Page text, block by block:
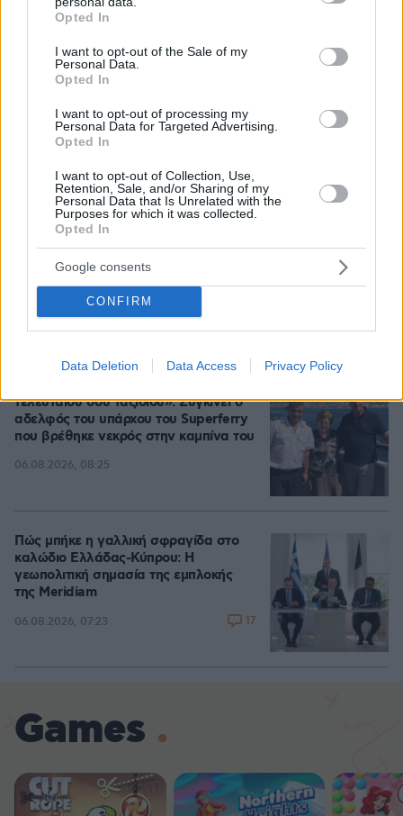
grant or deny consent to Google and its third-party tags to
use your data for below specified purposes in below Google
consent section.
Opted In
I want to opt-out of the Sale of my
Personal Data.
Opted In
I want to opt-out of processing my
Personal Data for Targeted Advertising.
Opted In
I want to opt-out of Collection, Use,
Retention, Sale, and/or Sharing of my
Personal Data that Is Unrelated with the
Purposes for which it was collected.
Opted In
Google consents
CONFIRM
Data Deletion Data Access Privacy Policy
100.00%
Βίντεο: Ο Ήλιος όπως δεν τον έχουμε
ξαναδεί, οι πιο λεπτομερείς εικόνες
που έχουν καταγραφεί ποτέ
06.08.2026, 07:14
Εν ψυχρώ δολοφονία ζευγαριού σε
μπαρ στην Κολομβία: Η γυναίκα
προσπάθησε να προστατεύσει τον
άνδρα της, ήταν γονείς 6χρονου
κοριτσιού, δείτε βίντεο
τελευταίου σου ταξιδιού»: Συγκινεί ο
αδελφός του υπάρχου του Superferry
που βρέθηκε νεκρός στην καμπίνα του
06.08.2026, 08:25
Πώς μπήκε η γαλλική σφραγίδα στο
καλώδιο Ελλάδας-Κύπρου: Η
γεωπολιτική σημασία της εμπλοκής
της Meridiam
06.08.2026, 07:23 17
Games